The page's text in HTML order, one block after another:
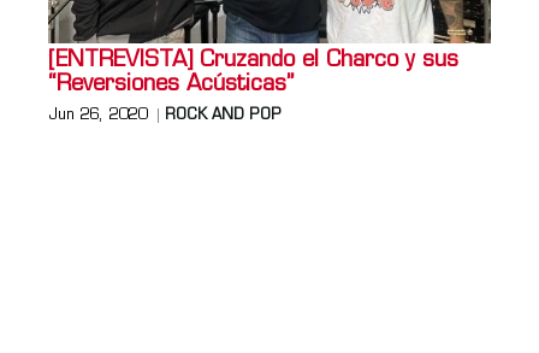
[ENTREVISTA] Cruzando el Charco y sus
“Reversiones Acústicas”
Jun 26, 2020 ROCK AND POP